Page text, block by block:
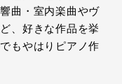
曲・室内楽曲やヴ
、好きな作品を挙
もやはりピアノ作